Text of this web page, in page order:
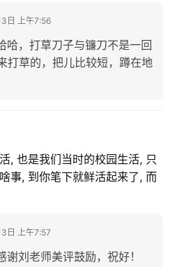
日 上午7:56
哈，打草刀子与镰刀不是一回
打草的，把儿比较短，蹲在地
, 也是我们当时的校园生活, 只
事, 到你笔下就鲜活起来了, 而
日 上午7:57
谢刘老师美评鼓励，祝好！